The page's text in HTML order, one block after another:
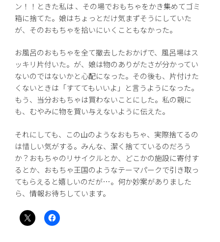
ン！！ときた私は 、その場でおもちゃをかき集めてゴミ
箱に捨てた。娘はちょっとだけ気まずそうにしていた
が、そのおもちゃを拾いにいくこともなかった。
お風呂のおもちゃを全て撤去したおかげで、風呂場はス
ッキリ片付いた。が、娘は物のありがたさが分かってい
ないのではないかと心配になった。その後も、片付けた
くないときは「すててもいいよ」と言うようになった。
もう、当分おもちゃは買わないことにした。私の親に
も、むやみに物を買い与えないように伝えた。
それにしても、この山のようなおもちゃ、実際捨てるの
は惜しい気がする。みんな、潔く捨てているのだろう
か？おもちゃのリサイクルとか、どこかの施設に寄付す
るとか、おもちゃ王国のようなテーマパークで引き取っ
てもらえると嬉しいのだが…。何か妙案がありました
ら、情報お待ちしています。